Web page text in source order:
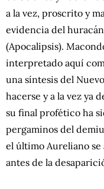
a la vez, proscrito y
evidencia del
(Apocalipsis).
interpretado aquí
una síntesis del
hacerse y a la vez ya
su final profético ha
pergaminos del
el último Aureliano
antes de la